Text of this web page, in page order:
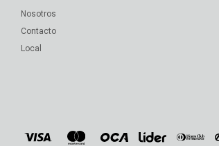
Nosotros
Contacto
Local